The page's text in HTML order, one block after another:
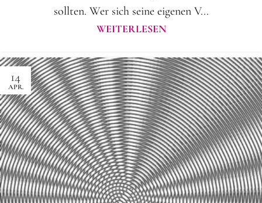
sollten. Wer sich seine eigenen V...
WEITERLESEN
14
APR.